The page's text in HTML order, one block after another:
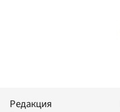
Редакция